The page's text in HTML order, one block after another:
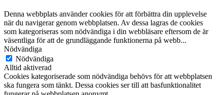
Denna webbplats använder cookies för att förbättra din upplevelse
när du navigerar genom webbplatsen. Av dessa lagras de cookies
som kategoriseras som nödvändiga i din webbläsare eftersom de är
väsentliga för att de grundläggande funktionerna på webb...
Nödvändiga
Nödvändiga
Alltid aktiverad
Cookies kategoriserade som nödvändiga behövs för att webbplatsen
ska fungera som tänkt. Dessa cookies ser till att basfunktionalitet